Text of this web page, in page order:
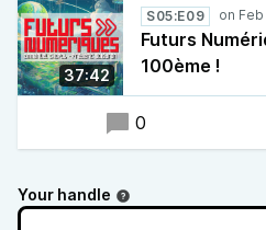
37:42
S05:E09
Futurs
100ème !
0
Your handle